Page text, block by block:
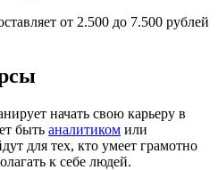
от 2.500 до 7.500 рублей
начать свою карьеру в
быть аналитиком или
для тех, кто умеет грамотно
к себе людей.